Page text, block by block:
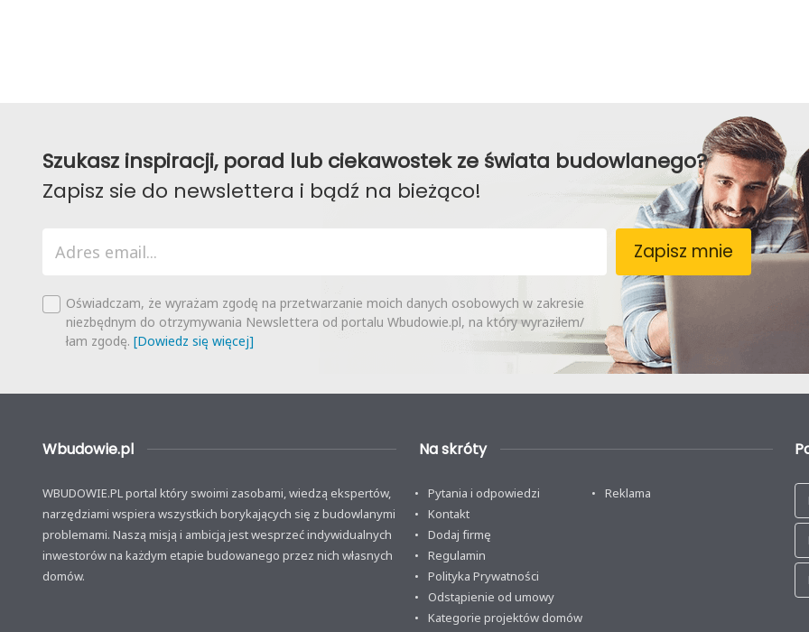
Szukasz inspiracji, porad lub ciekawostek ze świata budowlanego?
Zapisz sie do newslettera i bądź na bieżąco!
Zapisz mnie
Oświadczam, że wyrażam zgodę na przetwarzanie moich danych osobowych w zakresie
niezbędnym do otrzymywania Newslettera od portalu Wbudowie.pl, na który wyraziłem/
łam zgodę. [Dowiedz się więcej]
Wbudowie.pl
WBUDOWIE.PL portal który swoimi zasobami, wiedzą ekspertów,
narzędziami wspiera wszystkich borykających się z budowlanymi
problemami. Naszą misją i ambicją jest wesprzeć indywidualnych
inwestorów na każdym etapie budowanego przez nich własnych
domów.
Na skróty
Pytania i odpowiedzi
Kontakt
Dodaj firmę
Regulamin
Polityka Prywatności
Odstąpienie od umowy
Kategorie projektów domów
Reklama